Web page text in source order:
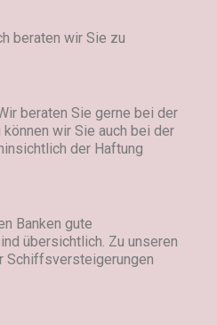
beraten wir Sie zu
beraten Sie gerne bei der
wir Sie auch bei der
der Haftung
Banken gute
übersichtlich. Zu unseren
Schiffsversteigerungen